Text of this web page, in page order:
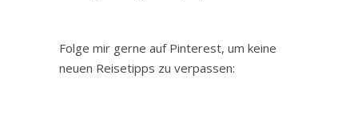
Folge mir gerne auf Pinterest, um keine
neuen Reisetipps zu verpassen: